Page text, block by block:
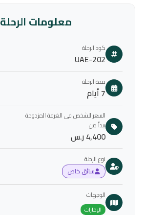
معلومات الرحلة
كود الرحلة
UAE-202
مدة الرحلة
7 أيام
السعر للشخص فى الغرفة المزدوجة
يبدأ من
4,400 ر.س
نوع الرحلة
سائق خاص
الوجهات
الإمارات